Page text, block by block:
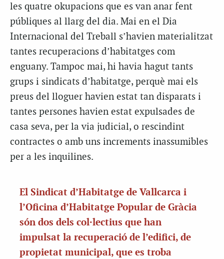
les quatre okupacions que es van anar fent
públiques al llarg del dia. Mai en el Dia
Internacional del Treball s’havien materialitzat
tantes recuperacions d’habitatges com
enguany. Tampoc mai, hi havia hagut tants
grups i sindicats d’habitatge, perquè mai els
preus del lloguer havien estat tan disparats i
tantes persones havien estat expulsades de
casa seva, per la via judicial, o rescindint
contractes o amb uns increments inassumibles
per a les inquilines.
El Sindicat d’Habitatge de Vallcarca i
l’Oficina d’Habitatge Popular de Gràcia
són dos dels col·lectius que han
impulsat la recuperació de l’edifici, de
propietat municipal, que es troba